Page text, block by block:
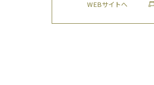
WEBサイトへ